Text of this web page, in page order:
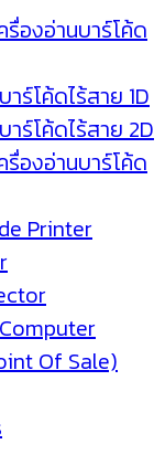
รื่องอ่านบาร์โค้ด
าร์โค้ดไร้สาย 1D
าร์โค้ดไร้สาย 2D
รื่องอ่านบาร์โค้ด
Printer
Of Sale)